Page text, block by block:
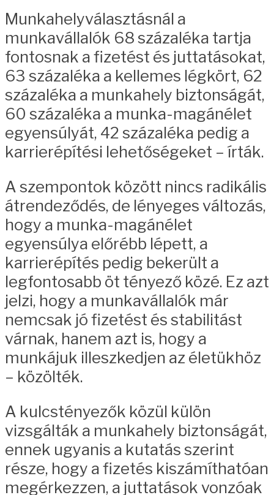
Munkahelyválasztásnál a
munkavállalók 68 százaléka tartja
fontosnak a fizetést és juttatásokat,
63 százaléka a kellemes légkört, 62
százaléka a munkahely biztonságát,
60 százaléka a munka-magánélet
egyensúlyát, 42 százaléka pedig a
karrierépítési lehetőségeket – írták.
A szempontok között nincs radikális
átrendeződés, de lényeges változás,
hogy a munka-magánélet
egyensúlya előrébb lépett, a
karrierépítés pedig bekerült a
legfontosabb öt tényező közé. Ez azt
jelzi, hogy a munkavállalók már
nemcsak jó fizetést és stabilitást
várnak, hanem azt is, hogy a
munkájuk illeszkedjen az életükhöz
– közölték.
A kulcstényezők közül külön
vizsgálták a munkahely biztonságát,
ennek ugyanis a kutatás szerint
része, hogy a fizetés kiszámíthatóan
megérkezzen, a juttatások vonzóak